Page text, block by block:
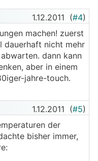
1.12.2011 (#4)
machen! zuerst
dauerhaft nicht mehr
dann kann
aber in einem
jahre-touch.
1.12.2011 (#5)
der
bisher immer,